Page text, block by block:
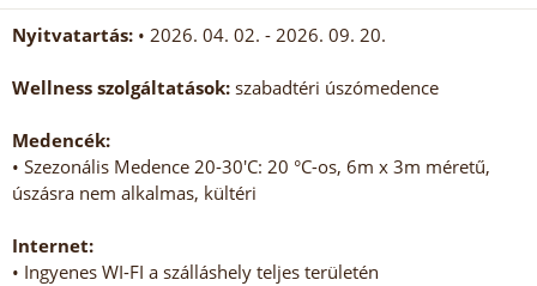
Nyitvatartás: • 2026. 04. 02. - 2026. 09. 20.
Wellness szolgáltatások: szabadtéri úszómedence
Medencék:
• Szezonális Medence 20-30'C: 20 °C-os, 6m x 3m méretű,
úszásra nem alkalmas, kültéri
Internet:
• Ingyenes WI-FI a szálláshely teljes területén